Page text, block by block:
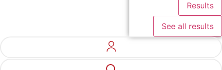
Results
See all results